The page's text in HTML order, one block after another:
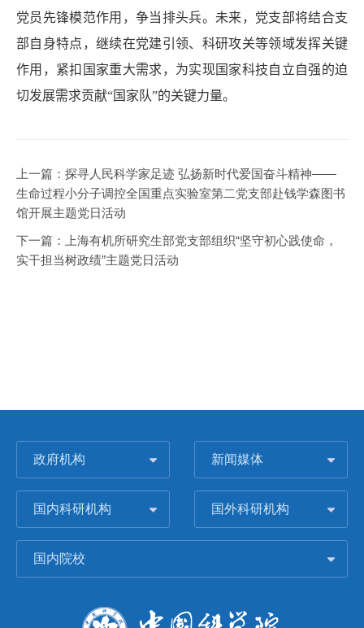
党员先锋模范作用，争当排头兵。未来，党支部将结合支
部自身特点，继续在党建引领、科研攻关等领域发挥关键
作用，紧扣国家重大需求，为实现国家科技自立自强的迫
切发展需求贡献“国家队”的关键力量。
上一篇： 探寻人民科学家足迹 弘扬新时代爱国奋斗精神——
生命过程小分子调控全国重点实验室第二党支部赴钱学森图书
馆开展主题党日活动
下一篇：
上海有机所研究生部党支部组织“坚守初心践使命，
实干担当树政绩”主题党日活动
政府机构 新闻媒体
国内科研机构 国外科研机构
国内院校